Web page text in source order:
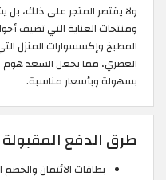
ولا يقتصر المتجر على ذلك،
ومنتجات العناية التي تضيف
المطبخ وإكسسوارات المنزل
العصري، مما يجعل السعد هوم
بسهولة وبأسعار مناسبة.
طرق الدفع
بطاقات الائتمان